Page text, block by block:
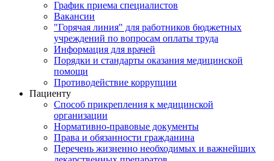
График приема специалистов
Вакансии
"Горячая линия" для работников бюджетных
учреждений по вопросам оплаты труда
Информация для врачей
Порядки и стандарты оказания медицинской
помощи
Противодействие коррупции
Пациенту
Способ прикрепления к медицинской
организации
Нормативно-правовые документы
Права и обязанности гражданина
Перечень жизненно необходимых и важнейших